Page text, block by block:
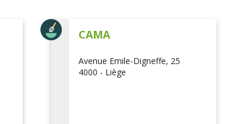
CAMA
Avenue Emile-Digneffe, 25
4000 - Liège